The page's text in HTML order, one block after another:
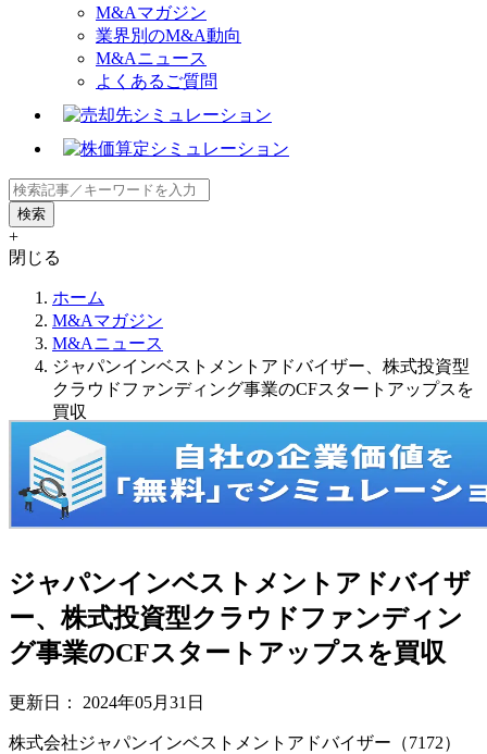
M&Aマガジン
業界別のM&A動向
M&Aニュース
よくあるご質問
+
閉じる
ホーム
M&Aマガジン
M&Aニュース
ジャパンインベストメントアドバイザー、株式投資型
クラウドファンディング事業のCFスタートアップスを
買収
ジャパンインベストメントアドバイザ
ー、株式投資型クラウドファンディン
グ事業のCFスタートアップスを買収
更新日： 2024年05月31日
株式会社ジャパンインベストメントアドバイザー（7172）